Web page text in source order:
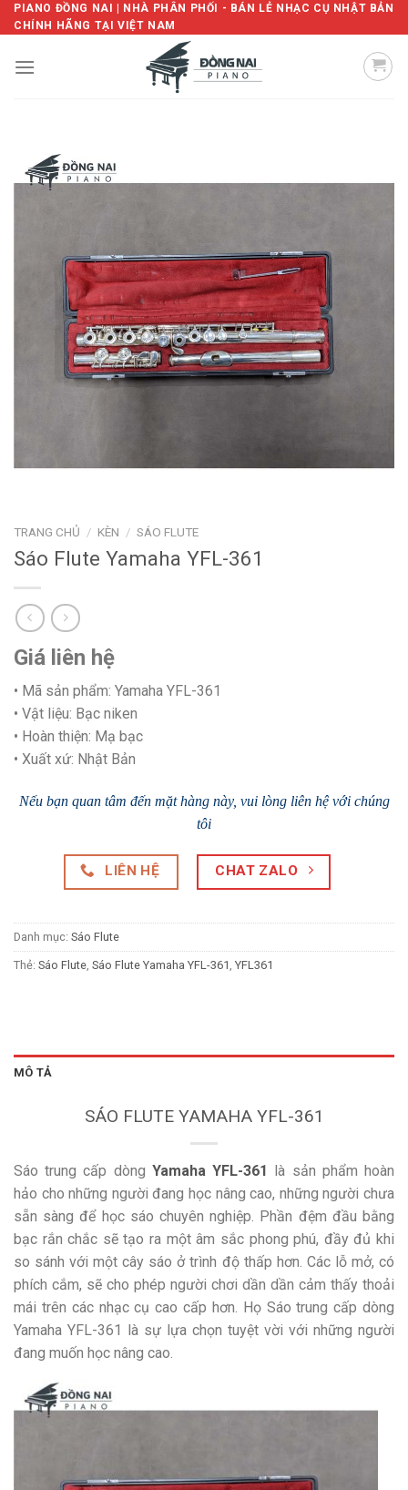
Skip
to
PIANO ĐỒNG NAI | NHÀ PHÂN PHỐI - BÁN LẺ NHẠC CỤ NHẬT BẢN
CHÍNH HÃNG TẠI VIỆT NAM
TRANG CHỦ / KÈN / SÁO FLUTE
Sáo Flute Yamaha YFL-361
Giá liên hệ
• Mã sản phẩm: Yamaha YFL-361
• Vật liệu: Bạc niken
• Hoàn thiện: Mạ bạc
• Xuất xứ: Nhật Bản
Nếu bạn quan tâm đến mặt hàng này, vui lòng liên hệ với chúng
tôi
LIÊN HỆ CHAT ZALO
Danh mục: Sáo Flute
Thẻ: Sáo Flute, Sáo Flute Yamaha YFL-361, YFL361
MÔ TẢ
SÁO FLUTE YAMAHA YFL-361
Sáo trung cấp dòng Yamaha YFL-361 là sản phẩm hoàn
hảo cho những người đang học nâng cao, những người chưa
sẵn sàng để học sáo chuyên nghiệp. Phần đệm đầu bằng
bạc rắn chắc sẽ tạo ra một âm sắc phong phú, đầy đủ khi
so sánh với một cây sáo ở trình độ thấp hơn. Các lỗ mở, có
phích cắm, sẽ cho phép người chơi dần dần cảm thấy thoải
mái trên các nhạc cụ cao cấp hơn. Họ Sáo trung cấp dòng
Yamaha YFL-361 là sự lựa chọn tuyệt vời với những người
đang muốn học nâng cao.